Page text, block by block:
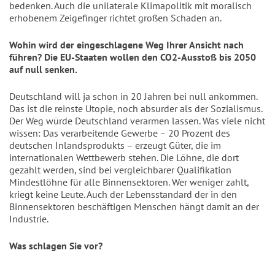
bedenken. Auch die unilaterale Klimapolitik mit moralisch
erhobenem Zeigefinger richtet großen Schaden an.
Wohin wird der eingeschlagene Weg Ihrer Ansicht nach
führen? Die EU-Staaten wollen den CO2-Ausstoß bis 2050
auf null senken.
Deutschland will ja schon in 20 Jahren bei null ankommen.
Das ist die reinste Utopie, noch absurder als der Sozialismus.
Der Weg würde Deutschland verarmen lassen. Was viele nicht
wissen: Das verarbeitende Gewerbe – 20 Prozent des
deutschen Inlandsprodukts – erzeugt Güter, die im
internationalen Wettbewerb stehen. Die Löhne, die dort
gezahlt werden, sind bei vergleichbarer Qualifikation
Mindestlöhne für alle Binnensektoren. Wer weniger zahlt,
kriegt keine Leute. Auch der Lebensstandard der in den
Binnensektoren beschäftigen Menschen hängt damit an der
Industrie.
Was schlagen Sie vor?